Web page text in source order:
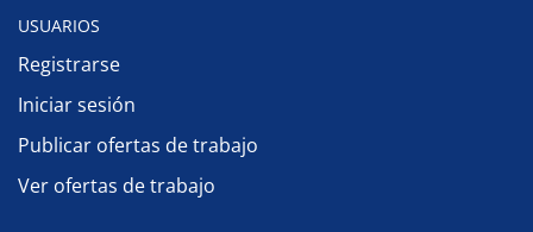
USUARIOS
Registrarse
Iniciar sesión
Publicar ofertas de trabajo
Ver ofertas de trabajo